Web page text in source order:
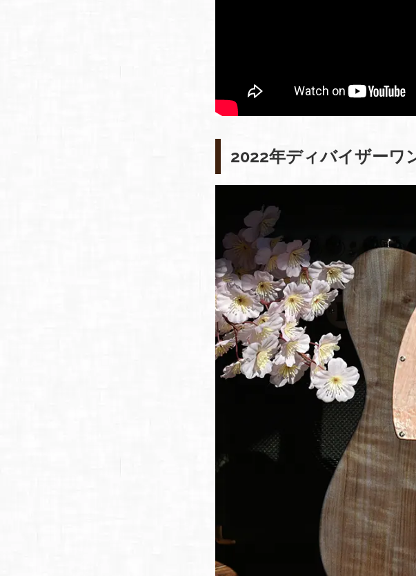
2022年ディバイザーワ